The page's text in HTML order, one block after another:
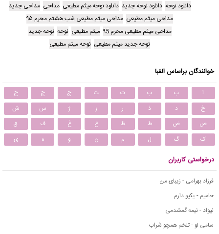
دانلود نوحه دانلود نوحه جدید دانلود نوحه میثم مطیعی مداحی مداحی جدید
مداحی میثم مطیعی مداحی میثم مطیعی شب هشتم محرم ۹۵
مداحی میثم مطیعی محرم ۹5
میثم مطیعی نوحه نوحه جدید
نوحه جدید میثم مطیعی نوحه میثم مطیعی
خوانندگان براساس الفبا
ا ب پ ت ث ج چ
ح
خ
د ذ ر ز ژ س
ش
ص
ض ط ظ ع غ ف
ق
ک
گ ل م ن و ه ی
درخواستی کاربران
فرزاد بهرامی - زیبای من
حامیم - یکیو دارم
نیواد - نیمه گمشدمی
سامی لو - تلخم همچو شراب